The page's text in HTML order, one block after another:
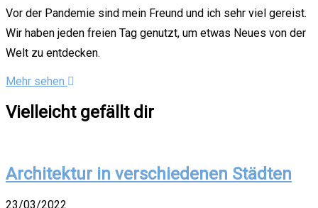
Vor der Pandemie sind mein Freund und ich sehr viel gereist.
Wir haben jeden freien Tag genutzt, um etwas Neues von der
Welt zu entdecken.
Mehr sehen
Vielleicht gefällt dir
Architektur in verschiedenen Städten
23/03/2022